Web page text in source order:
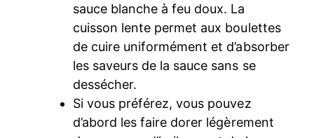
sauce blanche à feu doux. La
cuisson lente permet aux boulettes
de cuire uniformément et d’absorber
les saveurs de la sauce sans se
dessécher.
Si vous préférez, vous pouvez
d’abord les faire dorer légèrement